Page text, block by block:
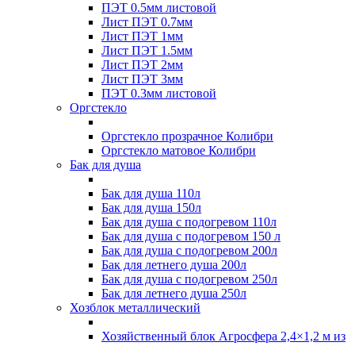
ПЭТ 0.5мм листовой
Лист ПЭТ 0.7мм
Лист ПЭТ 1мм
Лист ПЭТ 1.5мм
Лист ПЭТ 2мм
Лист ПЭТ 3мм
ПЭТ 0.3мм листовой
Оргстекло
Оргстекло прозрачное Колибри
Оргстекло матовое Колибри
Бак для душа
Бак для душа 110л
Бак для душа 150л
Бак для душа с подогревом 110л
Бак для душа с подогревом 150 л
Бак для душа с подогревом 200л
Бак для летнего душа 200л
Бак для душа с подогревом 250л
Бак для летнего душа 250л
Хозблок металлический
Хозяйственный блок Агросфера 2,4×1,2 м из